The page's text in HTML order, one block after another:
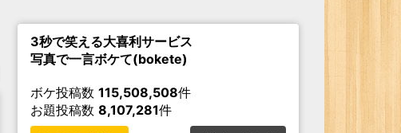
3秒で笑える大喜利サービス
写真で一言ボケて(bokete)
ボケ投稿数 115,508,508件
お題投稿数 8,107,281件